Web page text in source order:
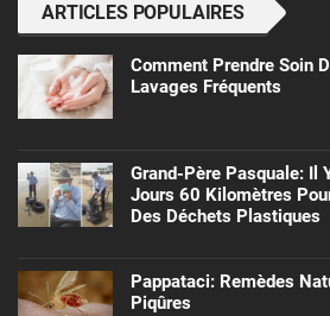
ARTICLES POPULAIRES
Comment Prendre Soin
Lavages Fréquents
Grand-Père Pasquale: Il
Jours 60 Kilomètres
Des Déchets Plastiques
Pappataci: Remèdes
Piqûres